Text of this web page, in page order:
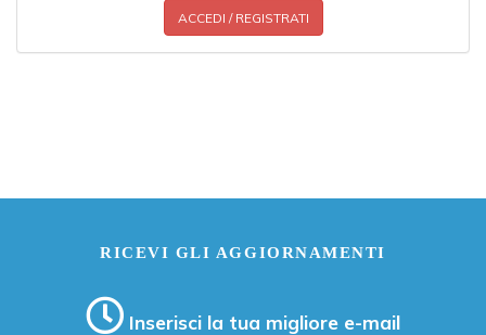
ACCEDI / REGISTRATI
RICEVI GLI AGGIORNAMENTI
Inserisci la tua migliore e-mail